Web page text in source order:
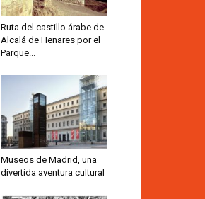
Ruta del castillo árabe de
Alcalá de Henares por el
Parque...
Museos de Madrid, una
divertida aventura cultural